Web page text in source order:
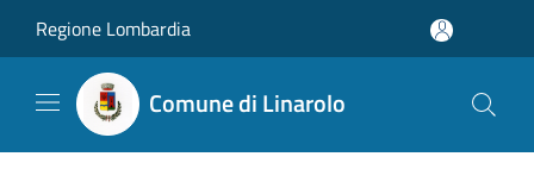
Regione Lombardia
Comune di Linarolo